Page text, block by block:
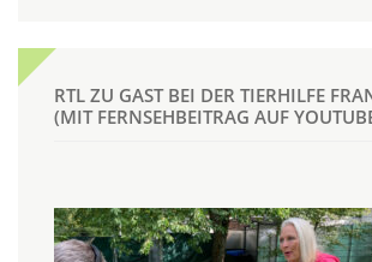
RTL ZU GAST BEI DER TIERHILFE
(MIT FERNSEHBEITRAG AUF